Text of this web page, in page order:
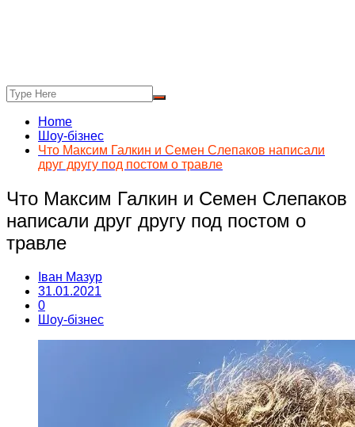
Home
Шоу-бізнес
Что Максим Галкин и Семен Слепаков написали
друг другу под постом о травле
Что Максим Галкин и Семен Слепаков
написали друг другу под постом о
травле
Іван Мазур
31.01.2021
0
Шоу-бізнес